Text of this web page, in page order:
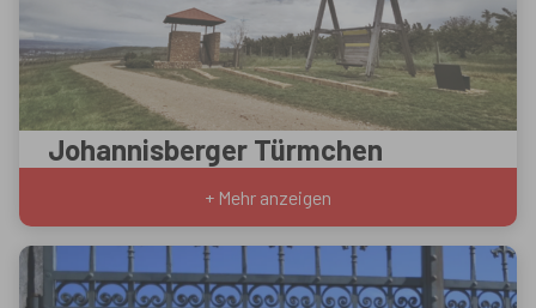
Johannisberger Türmchen
+ Mehr anzeigen